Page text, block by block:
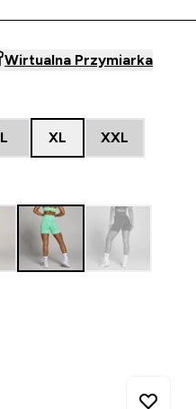
Wirtualna Przymiarka
L XL XXL